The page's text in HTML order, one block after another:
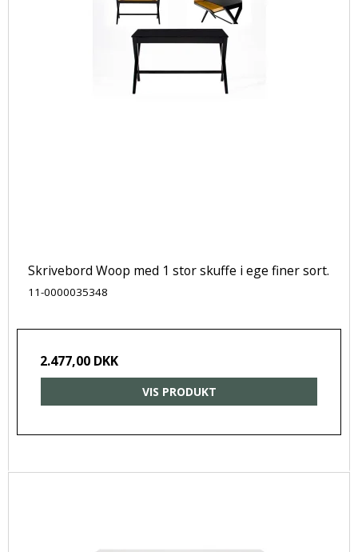
Skrivebord Woop med 1 stor skuffe i ege finer sort.
11-0000035348
2.477,00 DKK
VIS PRODUKT